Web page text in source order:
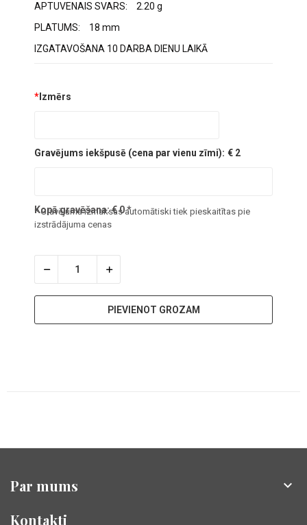
APTUVENAIS SVARS:
2.20 g
PLATUMS:
18 mm
IZGATAVOŠANA 10 DARBA DIENU LAIKĀ
* Izmērs
Gravējums iekšpusē (cena par vienu zīmi): € 2
Kopā gravēšana:€0*
* Gravējuma izmaksas automātiski tiek pieskaitītas pie
izstrādājuma cenas
PIEVIENOT GROZAM
Par mums 
Kontakti